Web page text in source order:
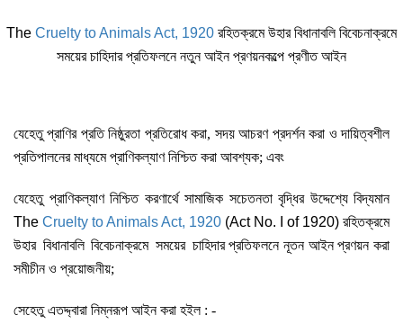
The Cruelty to Animals Act, 1920 রহিতক্রমে উহার বিধানাবলি বিবেচনাক্রমে
সময়ের চাহিদার প্রতিফলনে নতুন আইন প্রণয়নকল্পে প্রণীত আইন
যেহেতু প্রাণির প্রতি নিষ্ঠুরতা প্রতিরোধ করা, সদয় আচরণ প্রদর্শন করা ও দায়িত্বশীল
প্রতিপালনের মাধ্যমে প্রাণিকল্যাণ নিশ্চিত করা আবশ্যক; এবং
যেহেতু প্রাণিকল্যাণ নিশ্চিত করণার্থে সামাজিক সচেতনতা বৃদ্ধির উদ্দেশ্যে বিদ্যমান
The Cruelty to Animals Act, 1920 (Act No. I of 1920) রহিতক্রমে
উহার বিধানাবলি বিবেচনাক্রমে সময়ের চাহিদার প্রতিফলনে নূতন আইন প্রণয়ন করা
সমীচীন ও প্রয়োজনীয়;
সেহেতু এতদ্দ্বারা নিম্নরূপ আইন করা হইল : -